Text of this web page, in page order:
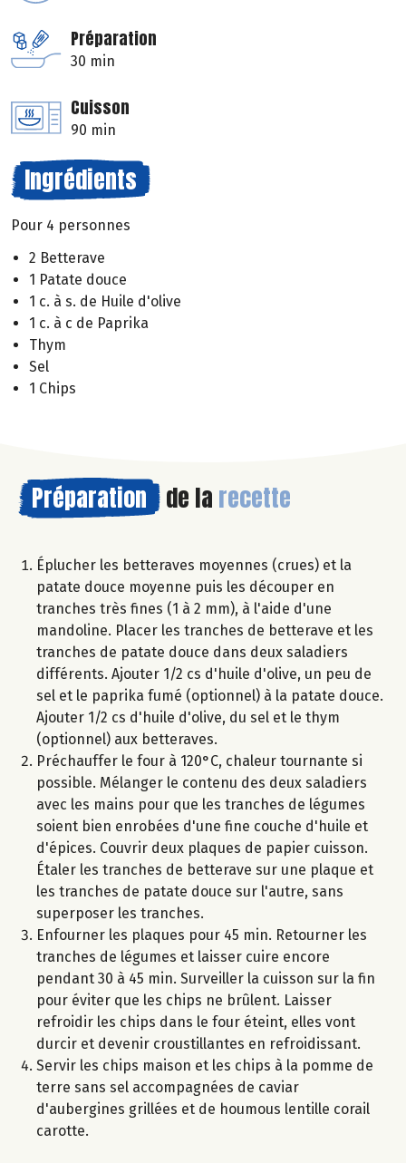
Préparation
30 min
Cuisson
90 min
Ingrédients
Pour 4 personnes
2 Betterave
1 Patate douce
1 c. à s. de Huile d'olive
1 c. à c de Paprika
Thym
Sel
1 Chips
Préparation de la recette
Éplucher les betteraves moyennes (crues) et la
patate douce moyenne puis les découper en
tranches très fines (1 à 2 mm), à l'aide d'une
mandoline. Placer les tranches de betterave et les
tranches de patate douce dans deux saladiers
différents. Ajouter 1/2 cs d'huile d'olive, un peu de
sel et le paprika fumé (optionnel) à la patate douce.
Ajouter 1/2 cs d'huile d'olive, du sel et le thym
(optionnel) aux betteraves.
Préchauffer le four à 120°C, chaleur tournante si
possible. Mélanger le contenu des deux saladiers
avec les mains pour que les tranches de légumes
soient bien enrobées d'une fine couche d'huile et
d'épices. Couvrir deux plaques de papier cuisson.
Étaler les tranches de betterave sur une plaque et
les tranches de patate douce sur l'autre, sans
superposer les tranches.
Enfourner les plaques pour 45 min. Retourner les
tranches de légumes et laisser cuire encore
pendant 30 à 45 min. Surveiller la cuisson sur la fin
pour éviter que les chips ne brûlent. Laisser
refroidir les chips dans le four éteint, elles vont
durcir et devenir croustillantes en refroidissant.
Servir les chips maison et les chips à la pomme de
terre sans sel accompagnées de caviar
d'aubergines grillées et de houmous lentille corail
carotte.